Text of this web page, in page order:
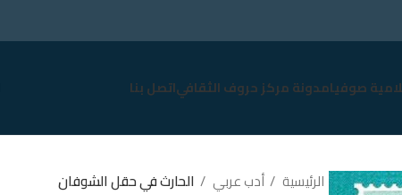
صوفيامدونة مركز حروف الثقافياتصل بنا
الرئيسية أدب عربي الحارث في حقل الشوفان